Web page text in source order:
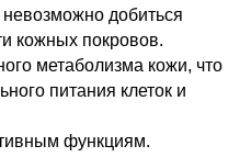
невозможно добиться
кожных покровов.
метаболизма кожи, что
питания клеток и
функциям.